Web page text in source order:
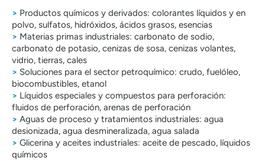
> Productos químicos y derivados: colorantes líquidos y en
polvo, sulfatos, hidróxidos, ácidos grasos, esencias
> Materias primas industriales: carbonato de sodio,
carbonato de potasio, cenizas de sosa, cenizas volantes,
vidrio, tierras, cales
> Soluciones para el sector petroquímico: crudo, fuelóleo,
biocombustibles, etanol
> Líquidos especiales y compuestos para perforación:
fluidos de perforación, arenas de perforación
> Aguas de proceso y tratamientos industriales: agua
desionizada, agua desmineralizada, agua salada
> Glicerina y aceites industriales: aceite de pescado, líquidos
químicos